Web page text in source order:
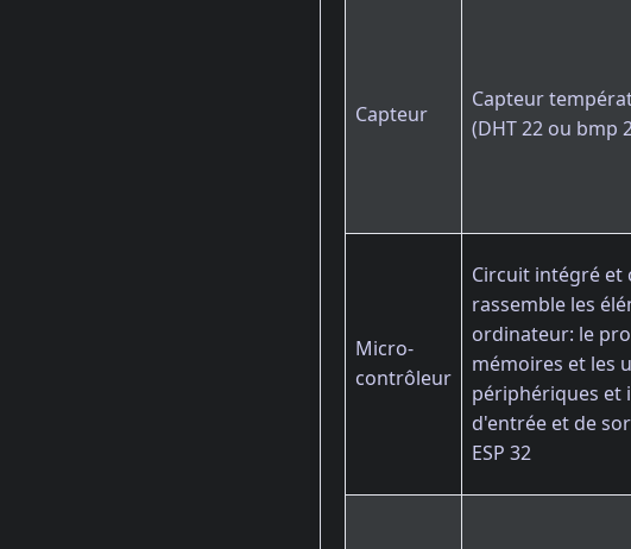
Capteur
Capteur
(DHT 22 ou bmp
Micro-
contrôleur
Circuit intégré et
rassemble les
ordinateur: le
mémoires et les
périphériques et
d'entrée et de
ESP 32